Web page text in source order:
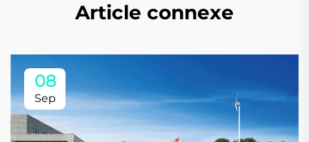
Article connexe
08
Sep